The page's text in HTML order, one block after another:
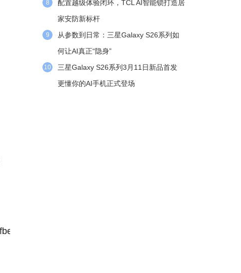
8
配置越级体验闭环，TCL AI智能锁打造居
家安防新标杆
9
从参数到日常：三星Galaxy S26系列如
何让AI真正“隐身”
10
三星Galaxy S26系列3月11日新品首发
更懂你的AI手机正式登场